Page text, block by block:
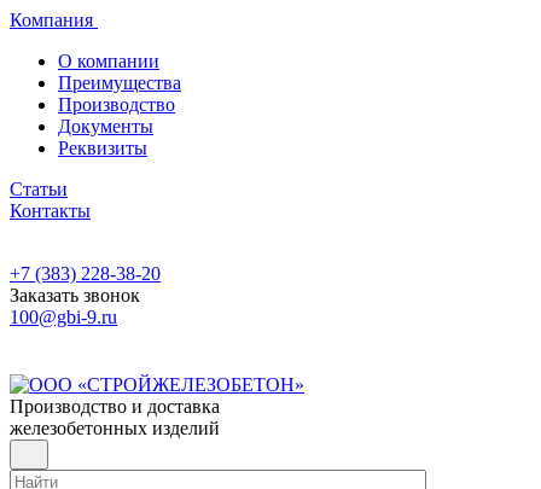
Компания
О компании
Преимущества
Производство
Документы
Реквизиты
Статьи
Контакты
+7 (383) 228-38-20
Заказать звонок
100@gbi-9.ru
Производство и доставка
железобетонных изделий